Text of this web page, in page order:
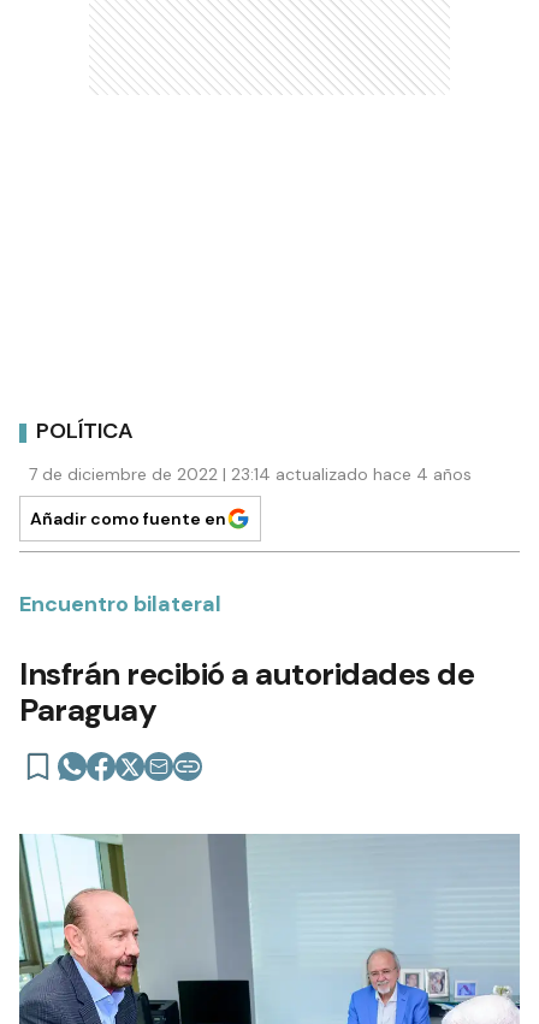
POLÍTICA
7 de diciembre de 2022 | 23:14 actualizado hace 4 años
Añadir como fuente en
Encuentro bilateral
Insfrán recibió a autoridades de
Paraguay